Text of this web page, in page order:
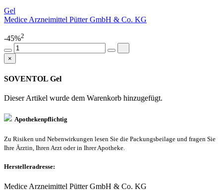
Gel
Medice Arzneimittel Pütter GmbH & Co. KG
-45%2
×
SOVENTOL Gel
Dieser Artikel wurde dem Warenkorb hinzugefügt.
Apothekenpflichtig
Zu Risiken und Nebenwirkungen lesen Sie die Packungsbeilage und fragen Sie
Ihre Ärztin, Ihren Arzt oder in Ihrer Apotheke.
Herstelleradresse:
Medice Arzneimittel Pütter GmbH & Co. KG